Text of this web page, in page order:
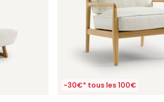
-30€* tous les 100€